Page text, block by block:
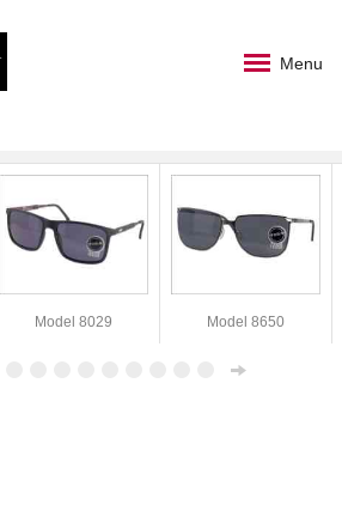
Menu
Model 8029 Model 8650